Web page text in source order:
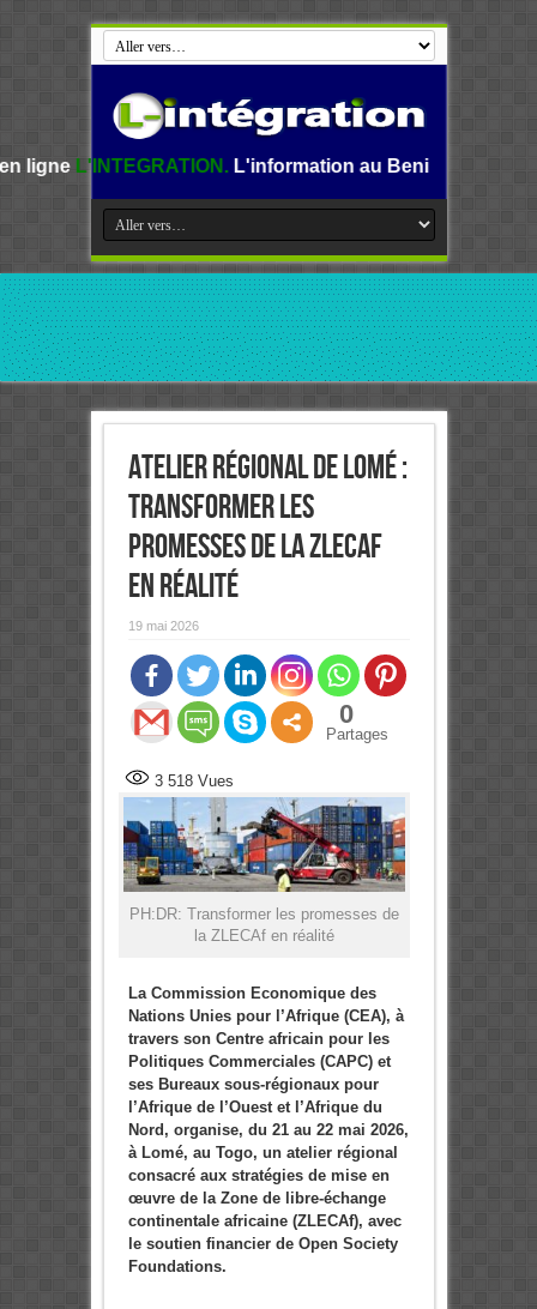
L'information au Benin, en Afrique et dans le
Atelier régional de Lomé :
Transformer les
promesses de la ZLECAf
en réalité
19 mai 2026
0
Partages
3 518Vues
PH:DR: Transformer les promesses de
la ZLECAf en réalité
La Commission Economique des
Nations Unies pour l’Afrique (CEA), à
travers son Centre africain pour les
Politiques Commerciales (CAPC) et
ses Bureaux sous-régionaux pour
l’Afrique de l’Ouest et l’Afrique du
Nord, organise, du 21 au 22 mai 2026,
à Lomé, au Togo, un atelier régional
consacré aux stratégies de mise en
œuvre de la Zone de libre-échange
continentale africaine (ZLECAf), avec
le soutien financier de Open Society
Foundations.